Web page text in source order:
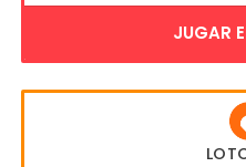
JUGAR